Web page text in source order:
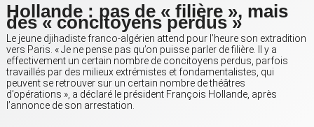
Hollande : pas de « filière », mais
des « concitoyens perdus »
Le jeune djihadiste franco-algérien attend pour l’heure son extradition
vers Paris. « Je ne pense pas qu’on puisse parler de filière. Il y a
effectivement un certain nombre de concitoyens perdus, parfois
travaillés par des milieux extrémistes et fondamentalistes, qui
peuvent se retrouver sur un certain nombre de théâtres
d’opérations », a déclaré le président François Hollande, après
l’annonce de son arrestation.